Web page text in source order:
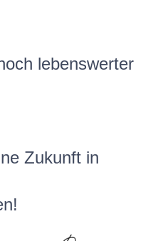
lebenswerter
Zukunft in